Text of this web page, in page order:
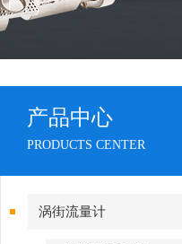
产品中心
PRODUCTS CENTER
涡街流量计